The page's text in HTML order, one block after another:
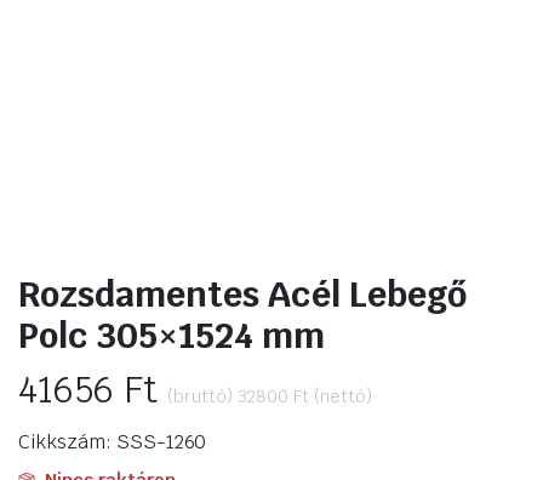
Rozsdamentes Acél Lebegő
Polc 305×1524 mm
41656 Ft (bruttó) 32800 Ft (nettó)
Cikkszám: SSS-1260